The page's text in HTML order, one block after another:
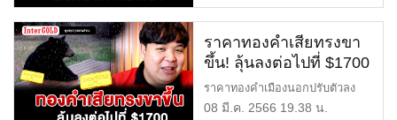
ราคาทองคำเสียทรงขา
ขึ้น! ลุ้นลงต่อไปที่ $1700
| ราคาทอง | ราคาทอง
วันนี้ | พูดคุยลุยกราฟ
ราคาทองคำเมืองนอกปรับตัวลง
กว่า 40$ หลังประธานเฟดหรือนาย
08 มี.ค. 2566 19.38 น.